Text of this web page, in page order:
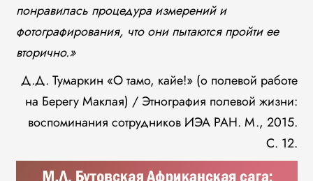
понравилась процедура измерений и
фотографирования, что они пытаются пройти ее
вторично.»
Д.Д. Тумаркин «О тамо, кайе!» (о полевой работе
на Берегу Маклая) / Этнография полевой жизни:
воспоминания сотрудников ИЭА РАН. М., 2015.
С. 12.